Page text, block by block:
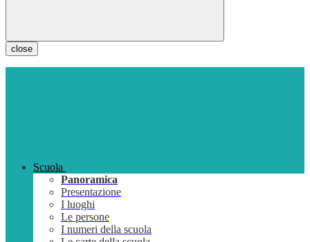
close
Scuola
Panoramica
Presentazione
I luoghi
Le persone
I numeri della scuola